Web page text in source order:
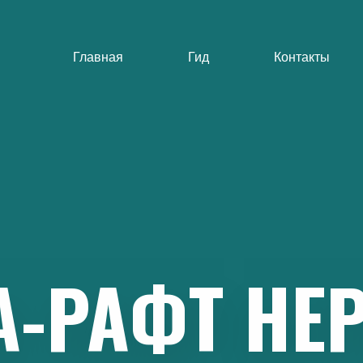
Главная Гид Контакты
РАФТ